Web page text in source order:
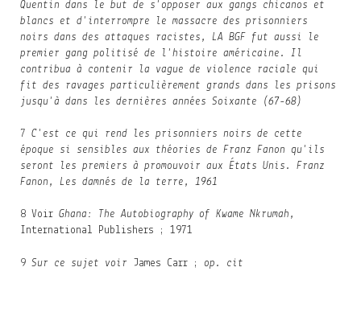
Quentin dans le but de s'opposer aux gangs chicanos et
blancs et d'interrompre le massacre des prisonniers
noirs dans des attaques racistes, LA BGF fut aussi le
premier gang politisé de l'histoire américaine. Il
contribua à contenir la vague de violence raciale qui
fit des ravages particulièrement grands dans les prisons
jusqu'à dans les dernières années Soixante (67-68)
7 C'est ce qui rend les prisonniers noirs de cette
époque si sensibles aux théories de Franz Fanon qu'ils
seront les premiers à promouvoir aux États Unis. Franz
Fanon, Les damnés de la terre, 1961
8 Voir Ghana: The Autobiography of Kwame Nkrumah,
International Publishers ; 1971
9 Sur ce sujet voir James Carr ; op. cit